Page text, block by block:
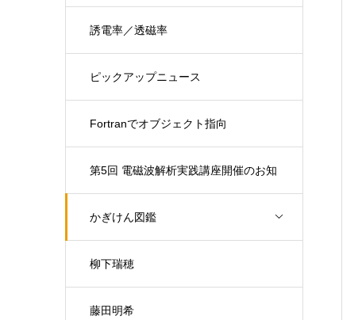
誘電率／透磁率
ピックアップニュース
Fortranでオブジェクト指向
第5回 電磁波解析実践講座開催のお知
らせ（開催日：9月30日)
かぎけん図鑑
柳下瑞穂
藤田明希